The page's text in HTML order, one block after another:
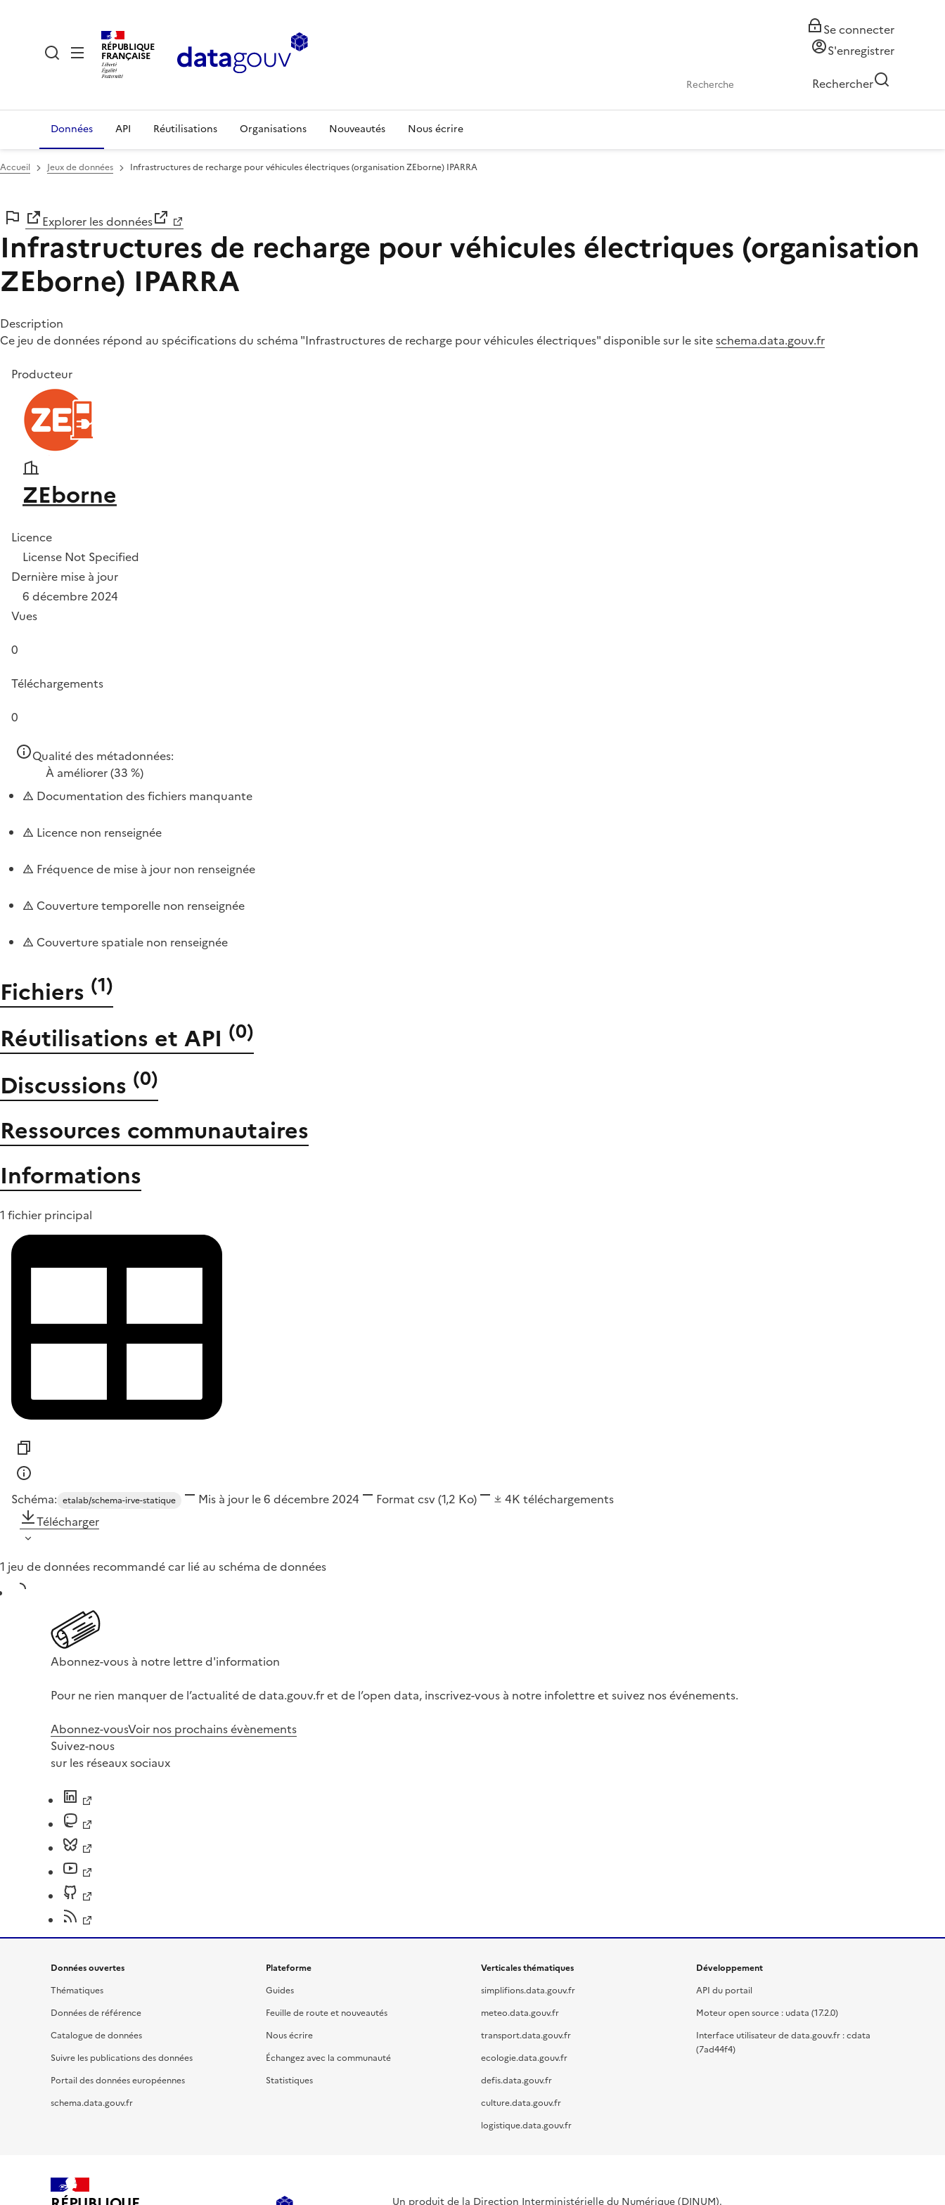
RÉPUBLIQUE
FRANÇAISE
Se connecter
S'enregistrer
Rechercher
Données API Réutilisations Organisations Nouveautés Nous écrire
Accueil Jeux de données Infrastructures de recharge pour véhicules électriques (organisation ZEborne) IPARRA
Explorer les données
Infrastructures de recharge pour véhicules électriques (organisation
ZEborne) IPARRA
Description
Ce jeu de données répond au spécifications du schéma "Infrastructures de recharge pour véhicules électriques" disponible sur le siteschema.data.gouv.fr
Producteur
ZEborne
Licence
License Not Specified
Dernière mise à jour
6 décembre 2024
Vues
0
Téléchargements
0
Qualité des métadonnées:
À améliorer(33 %)
Documentation des fichiers manquante
Licence non renseignée
Fréquence de mise à jour non renseignée
Couverture temporelle non renseignée
Couverture spatiale non renseignée
Fichiers (1)
Réutilisations et API (0)
Discussions (0)
Ressources communautaires
Informations
1 fichier principal
Schéma: etalab/schema-irve-statique Mis à jour le 6 décembre 2024 Format csv(1,2 Ko) 4K téléchargements
Télécharger
1 jeu de données recommandé car lié au schéma de données
Abonnez-vous à notre lettre d'information
Pour ne rien manquer de l’actualité de data.gouv.fr et de l’open data, inscrivez-vous à notre infolettre et suivez nos événements.
Abonnez-vousVoir nos prochains évènements
Suivez-nous
sur les réseaux sociaux
Données ouvertes
Thématiques
Données de référence
Catalogue de données
Suivre les publications des données
Portail des données européennes
schema.data.gouv.fr
Plateforme
Guides
Feuille de route et nouveautés
Nous écrire
Échangez avec la communauté
Statistiques
Verticales thématiques
simplifions.data.gouv.fr
meteo.data.gouv.fr
transport.data.gouv.fr
ecologie.data.gouv.fr
defis.data.gouv.fr
culture.data.gouv.fr
logistique.data.gouv.fr
Développement
API du portail
Moteur open source : udata (17.2.0)
Interface utilisateur de data.gouv.fr : cdata
(7ad44f4)
Un produit de la Direction Interministérielle du Numérique (DINUM).